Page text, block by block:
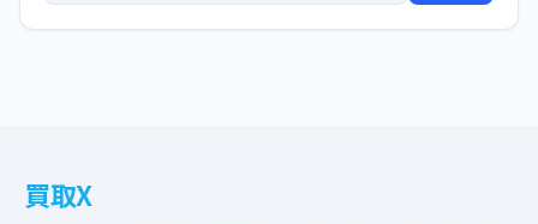
買取X